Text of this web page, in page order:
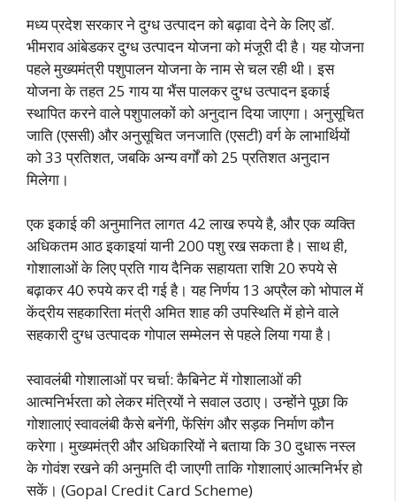
मध्य प्रदेश सरकार ने दुग्ध उत्पादन को बढ़ावा देने के लिए डॉ.
भीमराव आंबेडकर दुग्ध उत्पादन योजना को मंजूरी दी है। यह योजना
पहले मुख्यमंत्री पशुपालन योजना के नाम से चल रही थी। इस
योजना के तहत 25 गाय या भैंस पालकर दुग्ध उत्पादन इकाई
स्थापित करने वाले पशुपालकों को अनुदान दिया जाएगा। अनुसूचित
जाति (एससी) और अनुसूचित जनजाति (एसटी) वर्ग के लाभार्थियों
को 33 प्रतिशत, जबकि अन्य वर्गों को 25 प्रतिशत अनुदान
मिलेगा।
एक इकाई की अनुमानित लागत 42 लाख रुपये है, और एक व्यक्ति
अधिकतम आठ इकाइयां यानी 200 पशु रख सकता है। साथ ही,
गोशालाओं के लिए प्रति गाय दैनिक सहायता राशि 20 रुपये से
बढ़ाकर 40 रुपये कर दी गई है। यह निर्णय 13 अप्रैल को भोपाल में
केंद्रीय सहकारिता मंत्री अमित शाह की उपस्थिति में होने वाले
सहकारी दुग्ध उत्पादक गोपाल सम्मेलन से पहले लिया गया है।
स्वावलंबी गोशालाओं पर चर्चा: कैबिनेट में गोशालाओं की
आत्मनिर्भरता को लेकर मंत्रियों ने सवाल उठाए। उन्होंने पूछा कि
गोशालाएं स्वावलंबी कैसे बनेंगी, फेंसिंग और सड़क निर्माण कौन
करेगा। मुख्यमंत्री और अधिकारियों ने बताया कि 30 दुधारू नस्ल
के गोवंश रखने की अनुमति दी जाएगी ताकि गोशालाएं आत्मनिर्भर हो
सकें। (Gopal Credit Card Scheme)